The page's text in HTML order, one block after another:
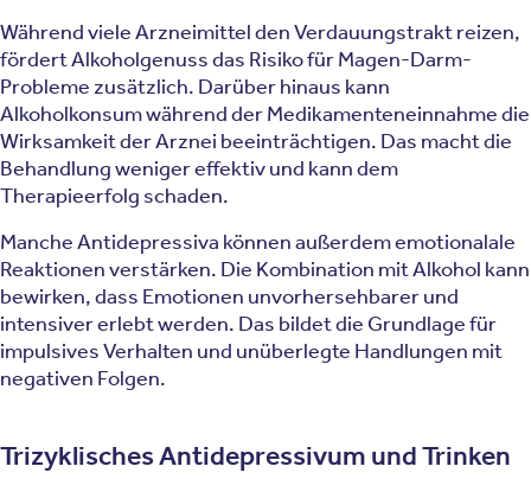
Während viele Arzneimittel den Verdauungstrakt reizen,
fördert Alkoholgenuss das Risiko für Magen-Darm-
Probleme zusätzlich. Darüber hinaus kann
Alkoholkonsum während der Medikamenteneinnahme die
Wirksamkeit der Arznei beeinträchtigen. Das macht die
Behandlung weniger effektiv und kann dem
Therapieerfolg schaden.
Manche Antidepressiva können außerdem emotionalale
Reaktionen verstärken. Die Kombination mit Alkohol kann
bewirken, dass Emotionen unvorhersehbarer und
intensiver erlebt werden. Das bildet die Grundlage für
impulsives Verhalten und unüberlegte Handlungen mit
negativen Folgen.
Trizyklisches Antidepressivum und Trinken